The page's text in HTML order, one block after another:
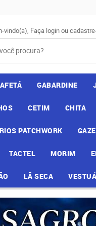
vindo(a), Faça loginou
GABARDINE
CETIM CHITA
PATCHWORK GAZE
TACTEL MORIM
LÃ SECA